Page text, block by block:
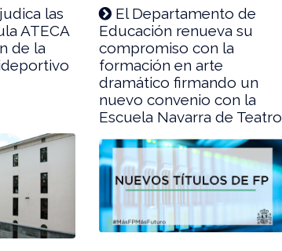
las
ATECA
de la
El Departamento de
Educación renueva su
compromiso con la
formación en arte
dramático firmando un
nuevo convenio con la
Escuela Navarra de Teatro